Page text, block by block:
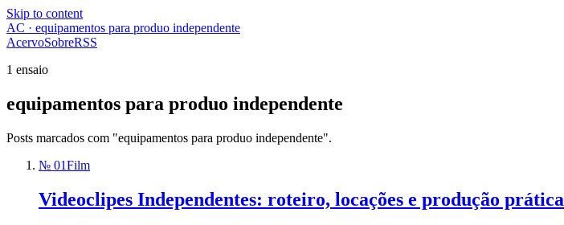
Skip to content
AC · equipamentos para produo independente
AcervoSobreRSS
1 ensaio
equipamentos para produo independente
Posts marcados com "equipamentos para produo independente".
№ 01Film
Videoclipes Independentes: roteiro, locações e produção prática